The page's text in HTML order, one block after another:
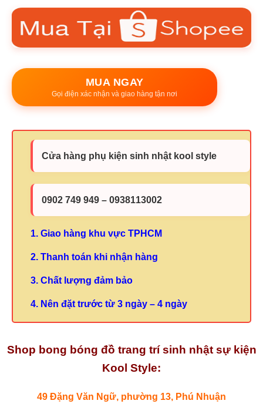
MUA NGAY
Gọi điện xác nhận và giao hàng tận nơi
Cửa hàng phụ kiện sinh nhật kool style
0902 749 949 – 0938113002
1. Giao hàng khu vực TPHCM
2. Thanh toán khi nhận hàng
3. Chất lượng đảm bảo
4. Nên đặt trước từ 3 ngày – 4 ngày
Shop bong bóng đồ trang trí sinh nhật sự kiện
Kool Style:
49 Đặng Văn Ngữ, phường 13, Phú Nhuận